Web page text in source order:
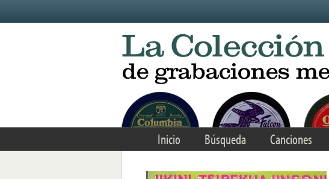
Inicio Búsqueda Canciones